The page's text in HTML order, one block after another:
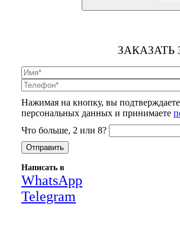
ЗАКАЗАТЬ
Нажимая на кнопку, вы подтверждаете
персональных данных и принимаете
Что больше, 2 или 8?
Написать в
WhatsApp
Telegram